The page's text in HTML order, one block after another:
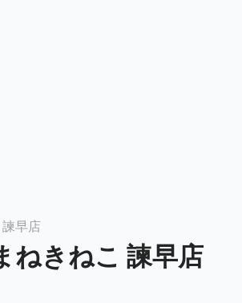
早店
ねきねこ 諫早店